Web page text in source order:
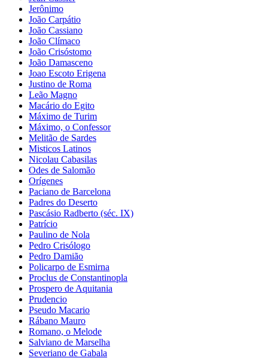
Jerônimo
João Carpátio
João Cassiano
João Clímaco
João Crisóstomo
João Damasceno
Joao Escoto Erigena
Justino de Roma
Leão Magno
Macário do Egito
Máximo de Turim
Máximo, o Confessor
Melitão de Sardes
Misticos Latinos
Nicolau Cabasilas
Odes de Salomão
Orígenes
Paciano de Barcelona
Padres do Deserto
Pascásio Radberto (séc. IX)
Patrício
Paulino de Nola
Pedro Crisólogo
Pedro Damião
Policarpo de Esmirna
Proclus de Constantinopla
Prospero de Aquitania
Prudencio
Pseudo Macario
Rábano Mauro
Romano, o Melode
Salviano de Marselha
Severiano de Gabala